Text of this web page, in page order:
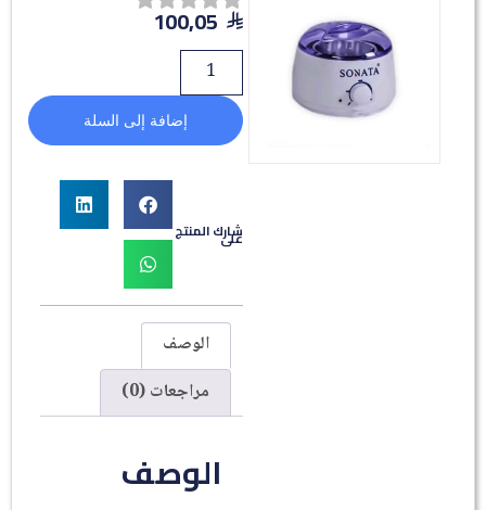
100,05
إضافة إلى السلة
شارك المنتج
على
الوصف
مراجعات (0)
الوصف